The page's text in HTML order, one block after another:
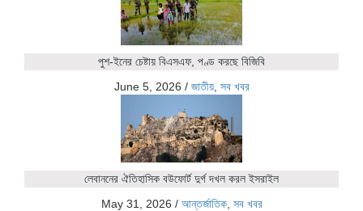
পুশ-ইনের চেষ্টায় বিএসএফ, পণ্ড করছে বিজিবি
June 5, 2026 / জাতীয়, সব খবর
লেবাননের ঐতিহাসিক বউফোর্ট দুর্গ দখল করল ইসরাইল
May 31, 2026 / আন্তর্জাতিক, সব খবর